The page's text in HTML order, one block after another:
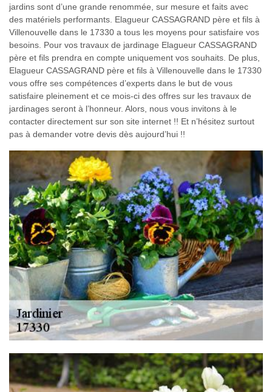
jardins sont d’une grande renommée, sur mesure et faits avec
des matériels performants. Elagueur CASSAGRAND père et fils à
Villenouvelle dans le 17330 a tous les moyens pour satisfaire vos
besoins. Pour vos travaux de jardinage Elagueur CASSAGRAND
père et fils prendra en compte uniquement vos souhaits. De plus,
Elagueur CASSAGRAND père et fils à Villenouvelle dans le 17330
vous offre ses compétences d’experts dans le but de vous
satisfaire pleinement et ce mois-ci des offres sur les travaux de
jardinages seront à l’honneur. Alors, nous vous invitons à le
contacter directement sur son site internet !! Et n’hésitez surtout
pas à demander votre devis dès aujourd’hui !!